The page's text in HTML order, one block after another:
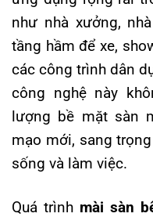
như nhà xưởng,
tầng hầm để xe,
các công trình dân
công nghệ này
lượng bề mặt sàn
mạo mới, sang
sống và làm việc.
Quá trình mài sàn